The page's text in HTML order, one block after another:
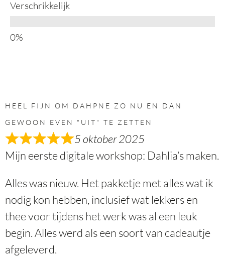
Verschrikkelijk
HEEL FIJN OM DAHPNE ZO NU EN DAN
GEWOON EVEN "UIT" TE ZETTEN
5 oktober 2025
Mijn eerste digitale workshop: Dahlia’s maken.
Alles was nieuw. Het pakketje met alles wat ik
nodig kon hebben, inclusief wat lekkers en
thee voor tijdens het werk was al een leuk
begin. Alles werd als een soort van cadeautje
afgeleverd.